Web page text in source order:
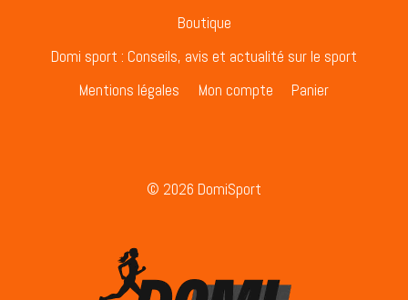
Boutique
Domi sport : Conseils, avis et actualité sur le sport
Mentions légales
Mon compte Panier
© 2026 DomiSport